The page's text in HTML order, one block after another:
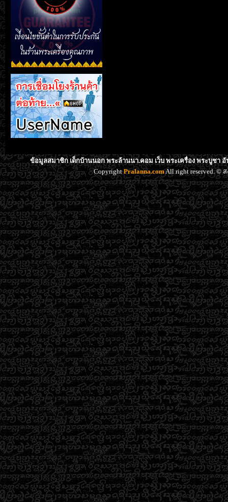
ข้อมูลสมาชิก เด็กบ้านนอก พระล้านนา.คอม เว็บ พระเครื่อง พระบูชา
CopyrightPralanna.comAll right reserved. ©